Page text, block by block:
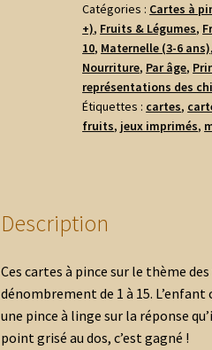
-
Dénombrement
-
Fruits
Catégories : Cartes à
+), Fruits & Légumes,
10, Maternelle (3-6 ans),
Nourriture, Par âge,
représentations des
Étiquettes : cartes,
fruits, jeux imprimés,
Description
Ces cartes à pince sur le thème
dénombrement de 1 à 15.
une pince à linge sur la réponse
point grisé au dos, c’est gagné !